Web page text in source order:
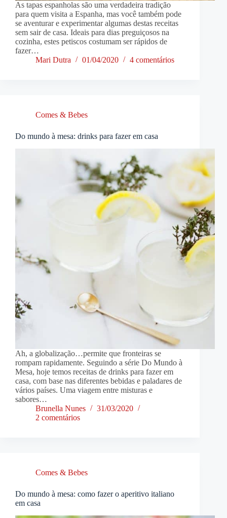
As tapas espanholas são uma verdadeira tradição
para quem visita a Espanha, mas você também pode
se aventurar e experimentar algumas destas receitas
sem sair de casa. Ideais para dias preguiçosos na
cozinha, estes petiscos costumam ser rápidos de
fazer…
Mari Dutra
01/04/2020 4 comentários
Comes & Bebes
Do mundo à mesa: drinks para fazer em casa
Ah, a globalização…permite que fronteiras se
rompam rapidamente. Seguindo a série Do Mundo à
Mesa, hoje temos receitas de drinks para fazer em
casa, com base nas diferentes bebidas e paladares de
vários países. Uma viagem entre misturas e
sabores…
Brunella Nunes
31/03/2020
2 comentários
Comes & Bebes
Do mundo à mesa: como fazer o aperitivo italiano
em casa